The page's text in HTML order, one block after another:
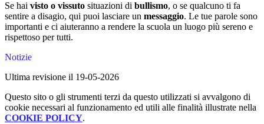
Se hai visto o vissuto situazioni di bullismo, o se qualcuno ti fa
sentire a disagio, qui puoi lasciare un messaggio. Le tue parole sono
importanti e ci aiuteranno a rendere la scuola un luogo più sereno e
rispettoso per tutti.
Notizie
Ultima revisione il 19-05-2026
Questo sito o gli strumenti terzi da questo utilizzati si avvalgono di
cookie necessari al funzionamento ed utili alle finalità illustrate nella
COOKIE POLICY.